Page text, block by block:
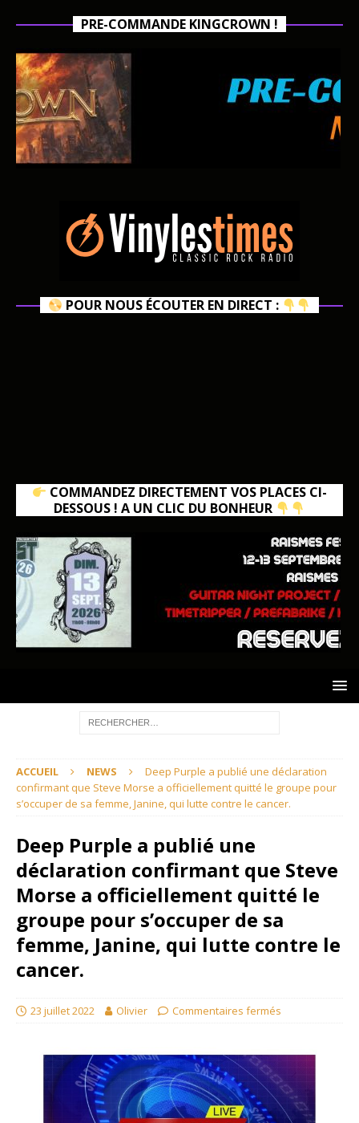
PRE-COMMANDE KINGCROWN !
POUR NOUS ÉCOUTER EN DIRECT :
COMMANDEZ DIRECTEMENT VOS PLACES CI-
DESSOUS ! A UN CLIC DU BONHEUR
ACCUEIL NEWS
Deep Purple a publié une déclaration
confirmant que Steve Morse a officiellement quitté le groupe pour
s’occuper de sa femme, Janine, qui lutte contre le cancer.
Deep Purple a publié une
déclaration confirmant que Steve
Morse a officiellement quitté le
groupe pour s’occuper de sa
femme, Janine, qui lutte contre le
cancer.
23 juillet 2022 Olivier Commentaires fermés